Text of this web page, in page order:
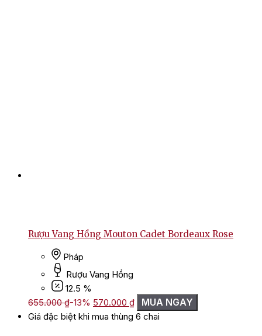
Rượu Vang Hồng Mouton Cadet Bordeaux Rose
Pháp
Rượu Vang Hồng
12.5 %
655.000₫-13% Giá
gốc
là:
570.000 ₫Giá
hiện
tại
MUA NGAY
Giá đặc biệt khi mua thùng 6 chai